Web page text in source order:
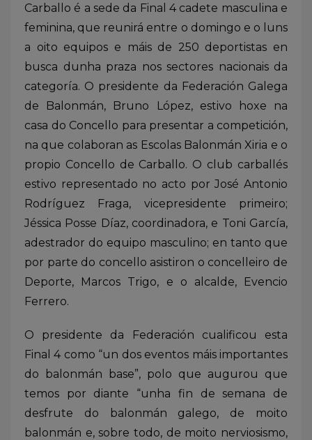
Carballo é a sede da Final 4 cadete masculina e
feminina, que reunirá entre o domingo e o luns
a oito equipos e máis de 250 deportistas en
busca dunha praza nos sectores nacionais da
categoría. O presidente da Federación Galega
de Balonmán, Bruno López, estivo hoxe na
casa do Concello para presentar a competición,
na que colaboran as Escolas Balonmán Xiria e o
propio Concello de Carballo. O club carballés
estivo representado no acto por José Antonio
Rodríguez Fraga, vicepresidente primeiro;
Jéssica Posse Díaz, coordinadora, e Toni García,
adestrador do equipo masculino; en tanto que
por parte do concello asistiron o concelleiro de
Deporte, Marcos Trigo, e o alcalde, Evencio
Ferrero.
O presidente da Federación cualificou esta
Final 4 como “un dos eventos máis importantes
do balonmán base”, polo que augurou que
temos por diante “unha fin de semana de
desfrute do balonmán galego, de moito
balonmán e, sobre todo, de moito nerviosismo,